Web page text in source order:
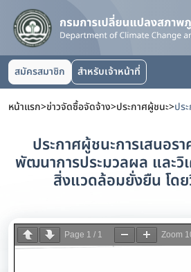
สมัครสมาชิก สำหรับเจ้าหน้าที่
หน้าแรก>ข่าวจัดซื้อจัดจ้าง>ประกาศผู้ชนะ>
ประกาศผู้ชนะการเสนอร
พัฒนาการประมวลผล และวิ
สิ่งแวดล้อมยั่งยืน โด
Page 1 / 1 Zoom